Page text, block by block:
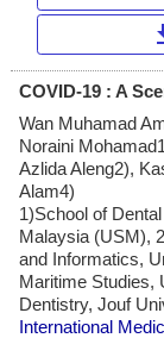
COVID-19 : A
Wan Muhamad
Noraini
Azlida Aleng2),
Alam4)
1)School of
Malaysia (USM),
and Informatics,
Maritime Studies,
Dentistry, Jouf
International